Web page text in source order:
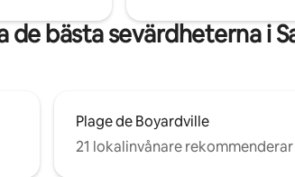
de bästa sevärdheterna i
Plage de Boyardville
21 lokalinvånare rekommenderar